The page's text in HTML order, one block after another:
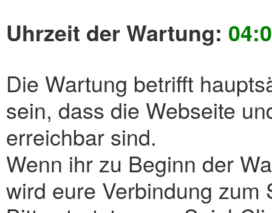
Uhrzeit der Wartung:
Die Wartung betrifft
sein, dass die Webseite
erreichbar sind.
Wenn ihr zu Beginn der
wird eure Verbindung zum